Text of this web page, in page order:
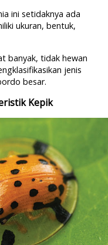
ini setidaknya ada
ukuran, bentuk,
banyak, tidak hewan
jenis
besar.
Kepik